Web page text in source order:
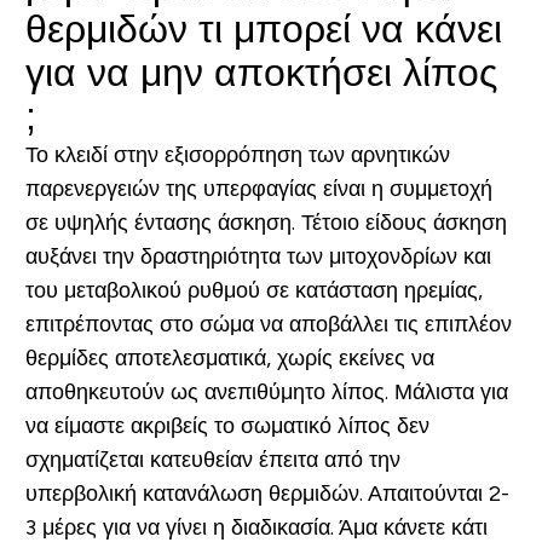
θερμιδών τι μπορεί να κάνει
για να μην αποκτήσει λίπος
;
Το κλειδί στην εξισορρόπηση των αρνητικών
παρενεργειών της υπερφαγίας είναι η συμμετοχή
σε υψηλής έντασης άσκηση. Τέτοιο είδους άσκηση
αυξάνει την δραστηριότητα των μιτοχονδρίων και
του μεταβολικού ρυθμού σε κατάσταση ηρεμίας,
επιτρέποντας στο σώμα να αποβάλλει τις επιπλέον
θερμίδες αποτελεσματικά, χωρίς εκείνες να
αποθηκευτούν ως ανεπιθύμητο λίπος. Μάλιστα για
να είμαστε ακριβείς το σωματικό λίπος δεν
σχηματίζεται κατευθείαν έπειτα από την
υπερβολική κατανάλωση θερμιδών. Απαιτούνται 2-
3 μέρες για να γίνει η διαδικασία. Άμα κάνετε κάτι